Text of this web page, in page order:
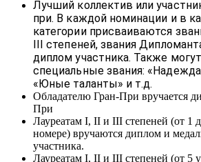
Лучший коллектив или
при. В каждой номинации и в
категории присваиваются
III степеней, звания
диплом участника. Также
специальные звания:
«Юные таланты» и т.д.
Обладателю Гран-При вручается
При
Лауреатам I, II и III степеней (от 1
номере) вручаются диплом и
участника.
Лауреатам I, II и III степеней (от 5